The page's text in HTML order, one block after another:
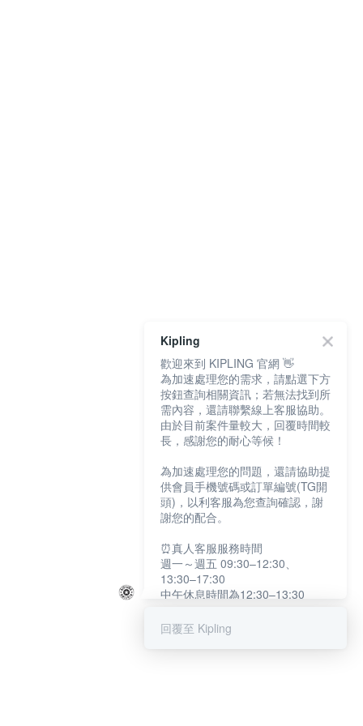
Kipling
歡迎來到 KIPLING 官網 👋
為加速處理您的需求，請點選下方
按鈕查詢相關資訊；若無法找到所
需內容，還請聯繫線上客服協助。
由於目前案件量較大，回覆時間較
長，感謝您的耐心等候！
為加速處理您的問題，還請協助提
供會員手機號碼或訂單編號(TG開
頭)，以利客服為您查詢確認，謝
謝您的配合。
⏰真人客服服務時間
週一～週五 09:30–12:30、
13:30–17:30
中午休息時間為12:30–13:30
提醒您：系統會自動已讀訊息，如
回覆至 Kipling